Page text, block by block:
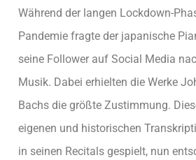
Während der langen Lockdown-
Pandemie fragte der japanische
seine Follower auf Social Media
Musik. Dabei erhielten die Werke
Bachs die größte Zustimmung.
eigenen und historischen
in seinen Recitals gespielt, nun